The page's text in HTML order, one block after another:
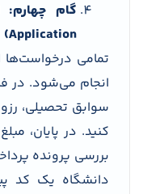
Application)
تمامی
انجام می‌شود. در
سوابق تحصیلی،
بررسی پرونده
دانشگاه یک کد